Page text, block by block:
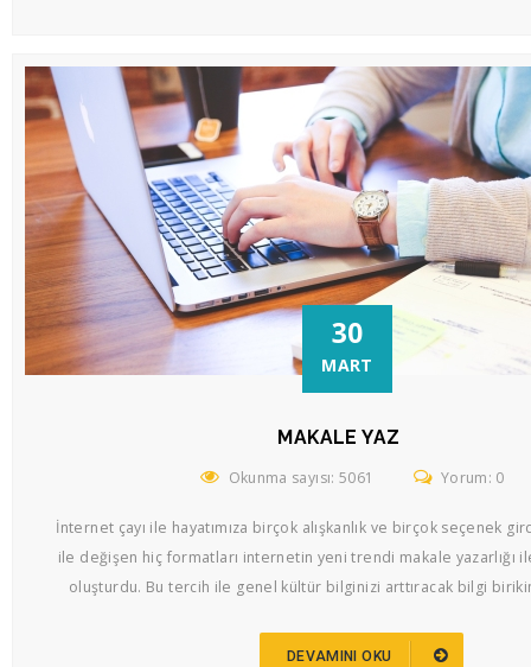
30
MART
MAKALE YAZ
Okunma sayısı: 5061 Yorum: 0
İnternet çayı ile hayatımıza birçok alışkanlık ve birçok seçenek
ile değişen hiç formatları internetin yeni trendi makale yazarlığı
oluşturdu. Bu tercih ile genel kültür bilginizi arttıracak bilgi
DEVAMINI OKU